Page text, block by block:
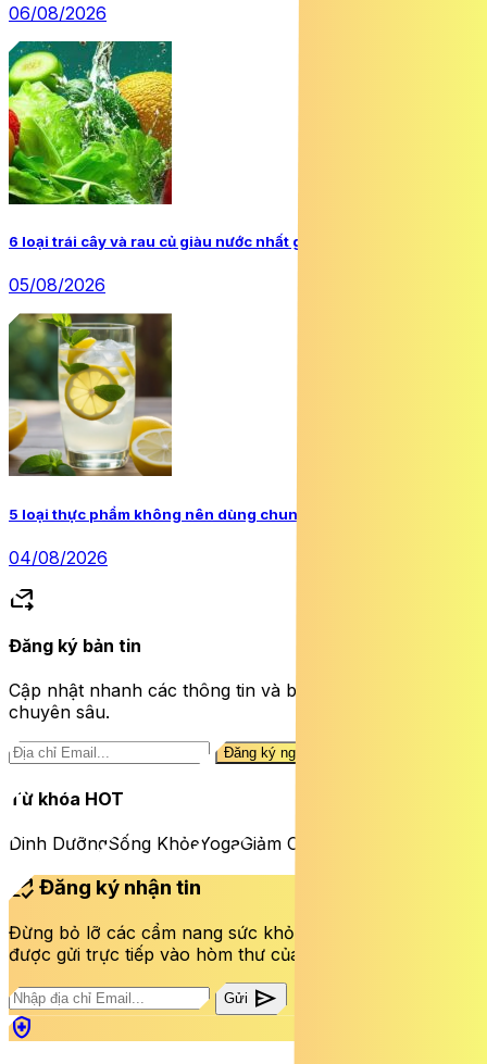
06/08/2026
6 loại trái cây và rau củ giàu nước nhất giúp giải nhiệt mùa hè
05/08/2026
5 loại thực phẩm không nên dùng chung với nước chanh
04/08/2026
forward_to_inbox
Đăng ký bản tin
Cập nhật nhanh các thông tin và bài viết sức khỏe
chuyên sâu.
Đăng ký ngay
Từ khóa HOT
Dinh DưỡngSống KhỏeYogaGiảm Cân
mark_email_read Đăng ký nhận tin
Đừng bỏ lỡ các cẩm nang sức khỏe và bài viết mới nhất
được gửi trực tiếp vào hòm thư của bạn mỗi tuần.
Gửi send
health_and_safety